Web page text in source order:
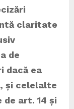
claritate
de
dacă ea
și celelalte
art. 14 și